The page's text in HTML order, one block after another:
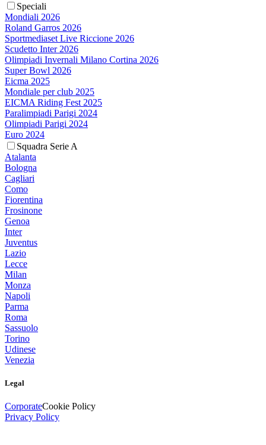
Speciali
Mondiali 2026
Roland Garros 2026
Sportmediaset Live Riccione 2026
Scudetto Inter 2026
Olimpiadi Invernali Milano Cortina 2026
Super Bowl 2026
Eicma 2025
Mondiale per club 2025
EICMA Riding Fest 2025
Paralimpiadi Parigi 2024
Olimpiadi Parigi 2024
Euro 2024
Squadra Serie A
Atalanta
Bologna
Cagliari
Como
Fiorentina
Frosinone
Genoa
Inter
Juventus
Lazio
Lecce
Milan
Monza
Napoli
Parma
Roma
Sassuolo
Torino
Udinese
Venezia
Legal
CorporateCookie Policy
Privacy Policy